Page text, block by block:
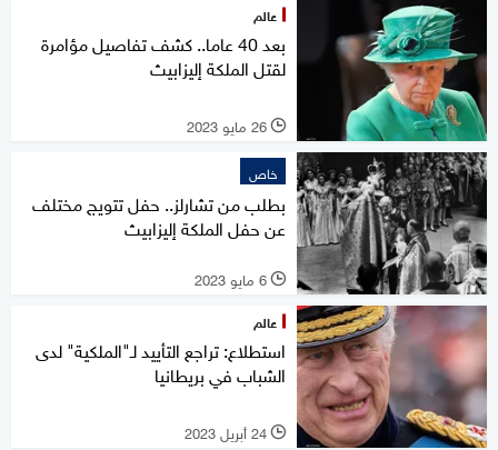
عالم
بعد 40 عاما.. كشف تفاصيل مؤامرة
لقتل الملكة إليزابيث
l 26 مايو 2023
خاص
بطلب من تشارلز.. حفل تتويج مختلف
عن حفل الملكة إليزابيث
l 6 مايو 2023
عالم
استطلاع: تراجع التأييد لـ"الملكية" لدى
الشباب في بريطانيا
l 24 أبريل 2023